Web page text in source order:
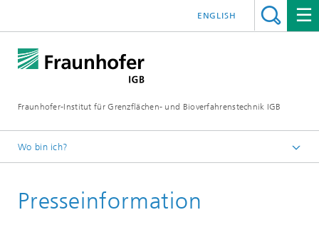
Fraunhofer-Institut für Grenzflächen- und Bioverfahrenstechnik IGB
ENGLISH
Wo bin ich?
Presse / News
Presseinformation